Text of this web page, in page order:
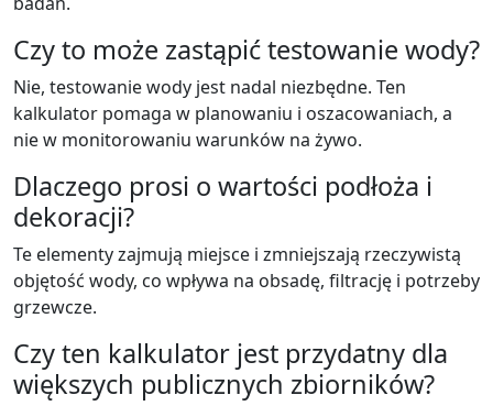
Czy to może zastąpić testowanie wody?
Nie, testowanie wody jest nadal niezbędne. Ten
kalkulator pomaga w planowaniu i oszacowaniach, a
nie w monitorowaniu warunków na żywo.
Dlaczego prosi o wartości podłoża i
dekoracji?
Te elementy zajmują miejsce i zmniejszają rzeczywistą
objętość wody, co wpływa na obsadę, filtrację i potrzeby
grzewcze.
Czy ten kalkulator jest przydatny dla
większych publicznych zbiorników?